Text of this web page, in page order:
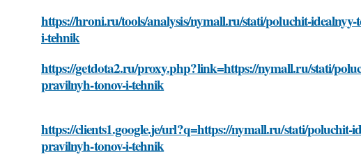
https://hroni.ru/tools/analysis/nymall.ru/stati/poluchit-
i-tehnik
https://getdota2.ru/proxy.php?link=https://nymall.ru/stati/
pravilnyh-tonov-i-tehnik
https://clients1.google.je/url?q=https://nymall.ru/stati/
pravilnyh-tonov-i-tehnik